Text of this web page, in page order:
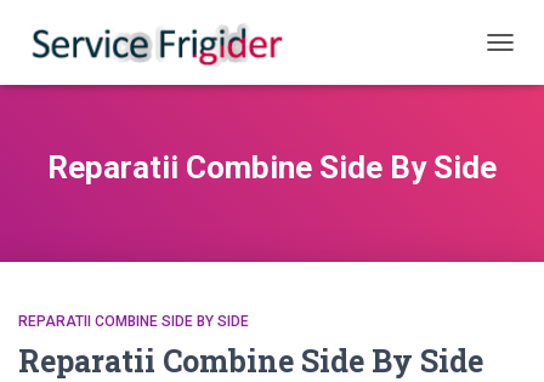
Reparatii Combine Side By Side
REPARATII COMBINE SIDE BY SIDE
Reparatii Combine Side By Side